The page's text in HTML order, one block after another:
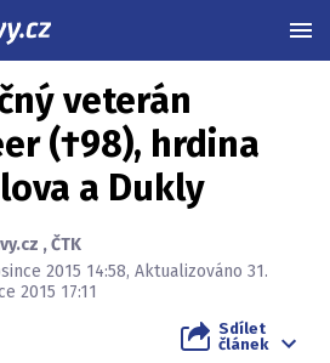
veterán
(†98), hrdina
a Dukly
,ČTK
2015 14:58, Aktualizováno 31.
2015 17:11
Sdílet
článek